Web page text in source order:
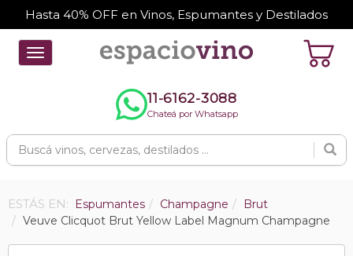
Hasta 40% OFF en Vinos, Espumantes y Destilados
Toggle
navigation
11-6162-3088
Chateá por Whatsapp
ESTÁS EN: Espumantes Champagne
Brut
Veuve Clicquot Brut Yellow Label Magnum Champagne